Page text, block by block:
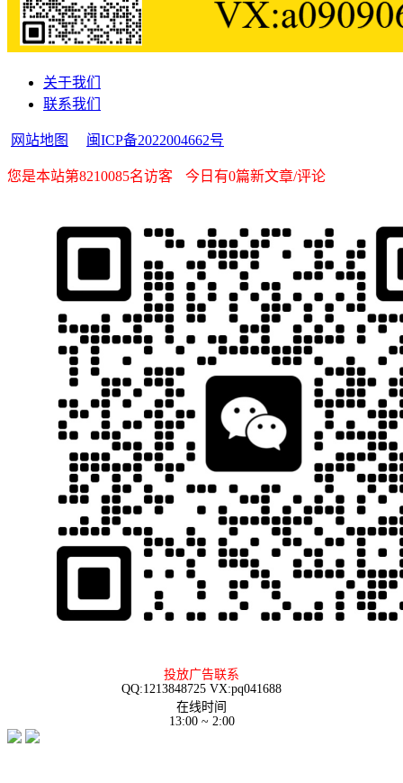
关于我们
联系我们
网站地图 闽ICP备2022004662号
您是本站第8210085名访客 今日有0篇新文章/评论
投放广告联系
QQ:1213848725 VX:pq041688
在线时间
13:00 ~ 2:00